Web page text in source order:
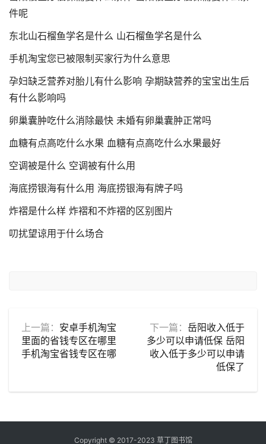
件呢
东北山石榴鱼学名是什么 山石榴鱼学名是什么
手机淘宝您已被限制买家行为什么意思
孕妇缺乏营养对胎儿有什么影响 孕期缺营养的宝宝出生后
有什么影响吗
卵巢囊肿吃什么消除最快 未婚有卵巢囊肿正常吗
血糖有点高吃什么水果 血糖有点高吃什么水果最好
空调被是什么 空调被有什么用
海底捞银海有什么用 海底捞银海有牌子吗
炸褶是什么样 炸褶和不炸褶的区别图片
叨扰望谅用于什么场合
上一篇： 安卓手机淘宝
里面的省钱专区在哪里
手机淘宝省钱专区在哪
下一篇： 岳阳收入低于
多少可以申请低保 岳阳
收入低于多少可以申请
低保了
Copyright © 2017-2023 草丁图书馆